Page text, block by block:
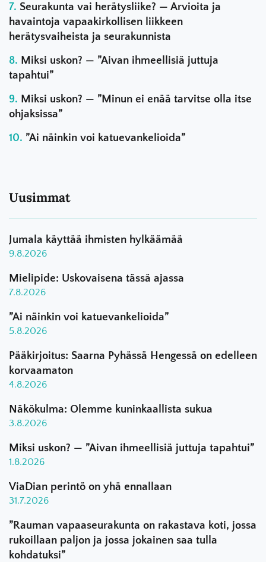
Seurakunta vai herätysliike? — Arvioita ja
havaintoja vapaakirkollisen liikkeen
herätysvaiheista ja seurakunnista
Miksi uskon? — ”Aivan ihmeellisiä juttuja
tapahtui”
Miksi uskon? — ”Minun ei enää tarvitse olla itse
ohjaksissa”
”Ai näinkin voi katuevankelioida”
Uusimmat
Jumala käyttää ihmisten hylkäämää
9.8.2026
Mielipide: Uskovaisena tässä ajassa
7.8.2026
”Ai näinkin voi katuevankelioida”
5.8.2026
Pääkirjoitus: Saarna Pyhässä Hengessä on edelleen
korvaamaton
4.8.2026
Näkökulma: Olemme kuninkaallista sukua
3.8.2026
Miksi uskon? — ”Aivan ihmeellisiä juttuja tapahtui”
1.8.2026
ViaDian perintö on yhä ennallaan
31.7.2026
”Rauman vapaaseurakunta on rakastava koti, jossa
rukoillaan paljon ja jossa jokainen saa tulla
kohdatuksi”